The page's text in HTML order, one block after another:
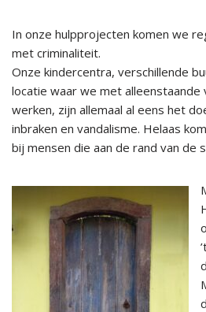
In onze hulpprojecten komen we
met criminaliteit.
Onze kindercentra, verschillende
locatie waar we met alleenstaande
werken, zijn allemaal al eens het
inbraken en vandalisme. Helaas
bij mensen die aan de rand van de